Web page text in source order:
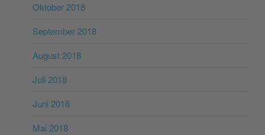
Oktober 2018
September 2018
August 2018
Juli 2018
Juni 2018
Mai 2018